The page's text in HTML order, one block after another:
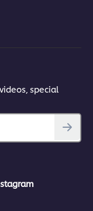
special